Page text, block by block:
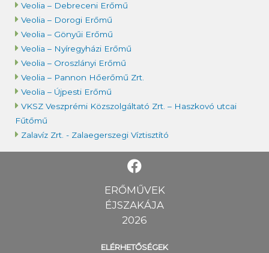
Veolia – Debreceni Erőmű
Veolia – Dorogi Erőmű
Veolia – Gönyűi Erőmű
Veolia – Nyíregyházi Erőmű
Veolia – Oroszlányi Erőmű
Veolia – Pannon Hőerőmű Zrt.
Veolia – Újpesti Erőmű
VKSZ Veszprémi Közszolgáltató Zrt. – Haszkovó utcai
Fűtőmű
Zalavíz Zrt. - Zalaegerszegi Víztisztító
ERŐMŰVEK
ÉJSZAKÁJA
2026
ELÉRHETŐSÉGEK